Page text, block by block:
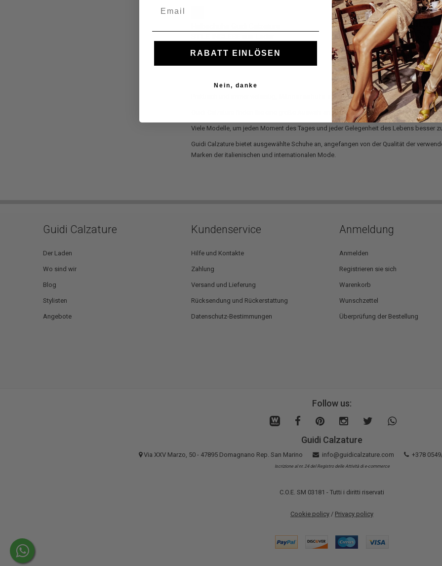
Männerschuhe ohne Schnürsenkel sind die ideale
Guidi Calzature finden Sie eine große Auswahl an Herrenschuhen ohne Schnürsenkel,
Viele Modelle, um jeden Moment des Tages und jeder Gelegenheit des Lebens besser
Guidi Calzature bietet ausgewählte Schuhe an, angefangen von der Qualität der
Marken der italienischen und internationalen Mode.
Guidi Calzature
Der Laden
Wo sind wir
Blog
Stylisten
Angebote
Kundenservice
Hilfe und Kontakte
Zahlung
Versand und Lieferung
Rücksendung und Rückerstattung
Datenschutz-Bestimmungen
Anmeldung
Anmelden
Registrieren sie sich
Warenkorb
Wunschzettel
Überprüfung der Bestellung
Follow us:
Guidi Calzature
Via XXV Marzo, 50 - 47895 Domagnano Rep. San Marino info@guidicalzature.com +378
Iscrizione al nr. 24 del Registro delle Attività di e-commerce
C.O.E. SM 03181 - Tutti i diritti riservati
Cookie policy / Privacy policy
RABATT EINLÖSEN
Nein, danke